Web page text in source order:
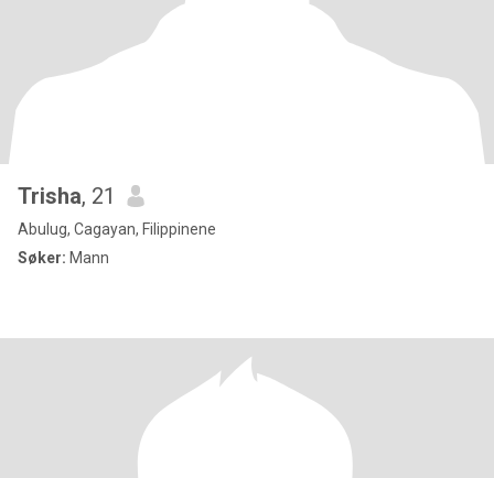
Trisha, 21
Abulug, Cagayan, Filippinene
Søker: Mann